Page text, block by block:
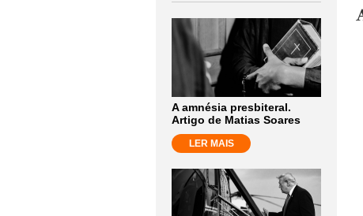
A amnésia presbiteral.
Artigo de Matias Soares
LER MAIS